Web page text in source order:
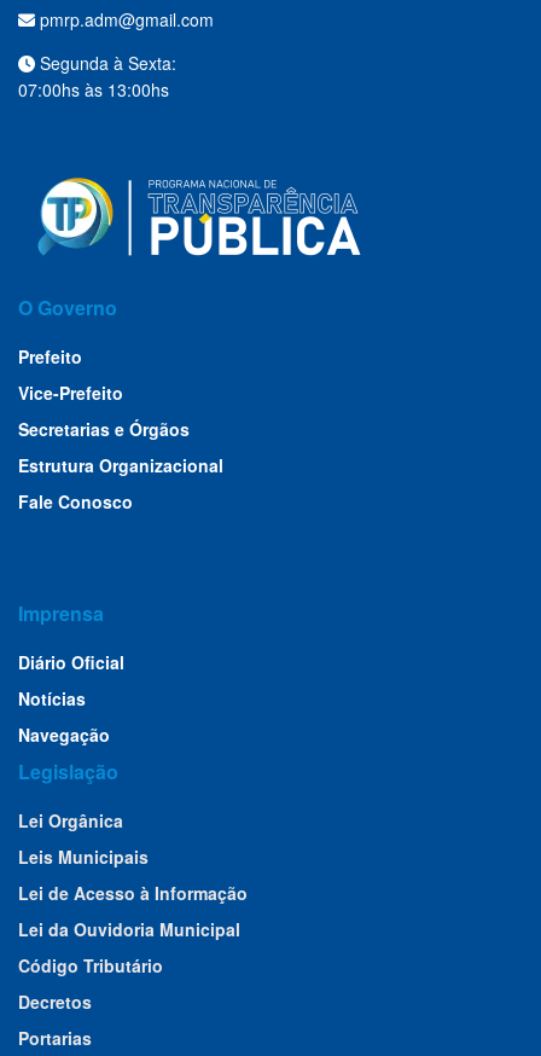
pmrp.adm@gmail.com
Segunda à Sexta:
07:00hs às 13:00hs
O Governo
Prefeito
Vice-Prefeito
Secretarias e Órgãos
Estrutura Organizacional
Fale Conosco
Imprensa
Diário Oficial
Notícias
Navegação
Legislação
Lei Orgânica
Leis Municipais
Lei de Acesso à Informação
Lei da Ouvidoria Municipal
Código Tributário
Decretos
Portarias